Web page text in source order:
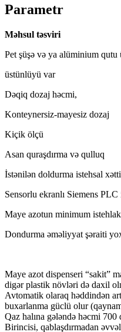
Parametr
Məhsul təsviri
Pet şüşə və ya alüminium qutu
üstünlüyü var
Dəqiq dozaj həcmi,
Konteynersiz-mayesiz dozaj
Kiçik ölçü
Asan quraşdırma və qulluq
İstənilən doldurma istehsal
Sensorlu ekranlı Siemens PLC
Maye azotun minimum
Dondurma əməliyyat şəraiti
Maye azot dispenseri “sakit”
digər plastik növləri də daxil
Avtomatik olaraq həddindən
buxarlanma güclü olur
Qaz halına gələndə həcmi
Birincisi, qablaşdırmadan